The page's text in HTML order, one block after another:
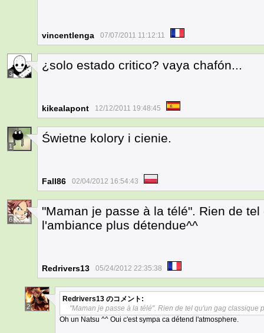
vincentlenga 07/07/2011 11:12:11
3
¿solo estado critico? vaya chafón...
kikealapont 12/12/2011 19:48:45
1
Świetne kolory i cienie.
Fall86 02/04/2012 16:54:43
6
"Maman je passe à la télé". Rien de
l'ambiance plus détendue^^
Redrivers13 05/24/2012 22:35:38
2
Redrivers13 のコメント:
"Maman je passe à la télé". Rien de tel qu'un gag
Oh un Natsu ^^ Oui c'est sympa ca détend l'atmosphere.